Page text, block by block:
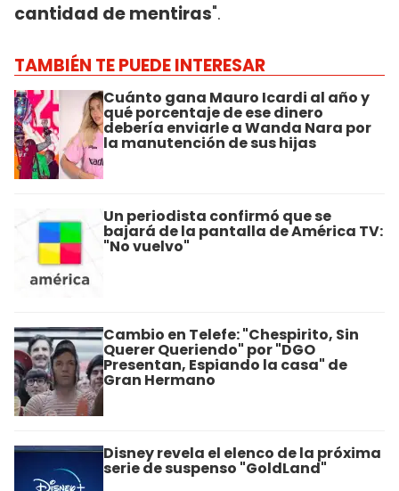
cantidad de mentiras".
TAMBIÉN TE PUEDE INTERESAR
Cuánto gana Mauro Icardi al año y
qué porcentaje de ese dinero
debería enviarle a Wanda Nara por
la manutención de sus hijas
Un periodista confirmó que se
bajará de la pantalla de América TV:
"No vuelvo"
Cambio en Telefe: "Chespirito, Sin
Querer Queriendo" por "DGO
Presentan, Espiando la casa" de
Gran Hermano
Disney revela el elenco de la próxima
serie de suspenso "GoldLand"